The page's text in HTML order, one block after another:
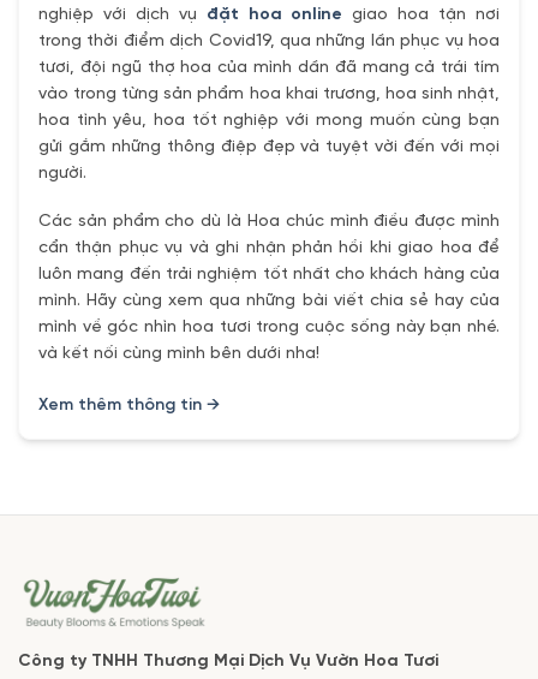
nghiệp với dịch vụ đặt hoa online giao hoa tận nơi
trong thời điểm dịch Covid19, qua những lần phục vụ hoa
tươi, đội ngũ thợ hoa của mình dần đã mang cả trái tím
vào trong từng sản phẩm hoa khai trương, hoa sinh nhật,
hoa tình yêu, hoa tốt nghiệp với mong muốn cùng bạn
gửi gắm những thông điệp đẹp và tuyệt vời đến với mọi
người.
Các sản phẩm cho dù là Hoa chúc mình điều được mình
cẩn thận phục vụ và ghi nhận phản hồi khi giao hoa để
luôn mang đến trải nghiệm tốt nhất cho khách hàng của
mình. Hãy cùng xem qua những bài viết chia sẻ hay của
mình về góc nhìn hoa tươi trong cuộc sống này bạn nhé.
và kết nối cùng mình bên dưới nha!
Xem thêm thông tin →
Công ty TNHH Thương Mại Dịch Vụ Vườn Hoa Tươi